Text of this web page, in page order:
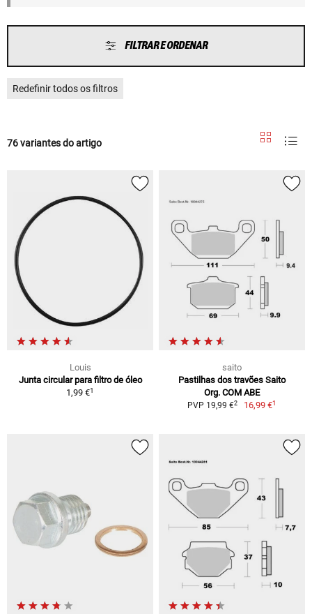
FILTRAR E ORDENAR
Redefinir todos os filtros
76 variantes do artigo
Louis
Junta circular para filtro de óleo
1,99 €1
saito
Pastilhas dos travões Saito
Org. COM ABE
PVP 19,99 €2 16,99 €1